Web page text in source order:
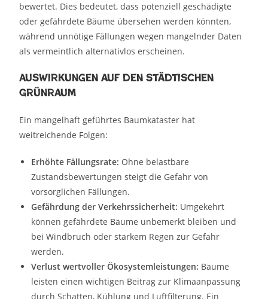
bewertet. Dies bedeutet, dass potenziell geschädigte
oder gefährdete Bäume übersehen werden könnten,
während unnötige Fällungen wegen mangelnder Daten
als vermeintlich alternativlos erscheinen.
Auswirkungen auf den städtischen
Grünraum
Ein mangelhaft geführtes Baumkataster hat
weitreichende Folgen:
Erhöhte Fällungsrate: Ohne belastbare
Zustandsbewertungen steigt die Gefahr von
vorsorglichen Fällungen.
Gefährdung der Verkehrssicherheit: Umgekehrt
können gefährdete Bäume unbemerkt bleiben und
bei Windbruch oder starkem Regen zur Gefahr
werden.
Verlust wertvoller Ökosystemleistungen: Bäume
leisten einen wichtigen Beitrag zur Klimaanpassung
durch Schatten, Kühlung und Luftfilterung. Ein